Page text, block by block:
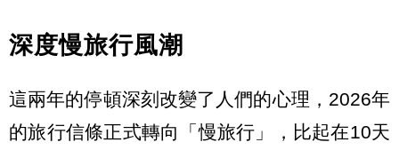
深度慢旅行風潮
這兩年的停頓深刻改變了人們的心理，2026年
的旅行信條正式轉向「慢旅行」，比起在10天